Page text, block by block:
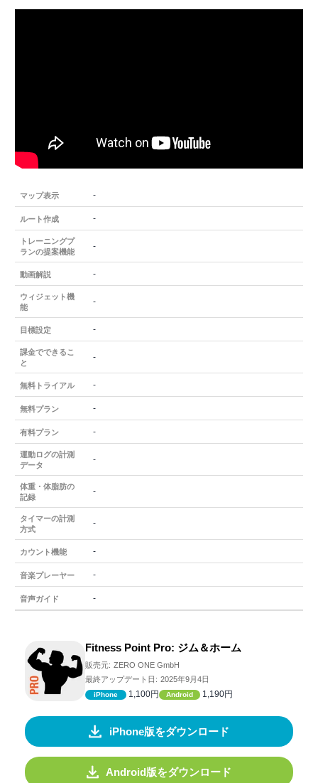
マップ表示 -
ルート作成 -
トレーニングプ
ランの提案機能
-
動画解説 -
ウィジェット機
能
-
目標設定 -
課金でできるこ
と
-
無料トライアル -
無料プラン -
有料プラン -
運動ログの計測
データ
-
体重・体脂肪の
記録
-
タイマーの計測
方式
-
カウント機能 -
音楽プレーヤー -
音声ガイド -
Fitness Point Pro: ジム＆ホーム
販売元: ZERO ONE GmbH
最終アップデート日: 2025年9月4日
iPhone 1,100円 Android 1,190円
iPhone版をダウンロード
Android版をダウンロード